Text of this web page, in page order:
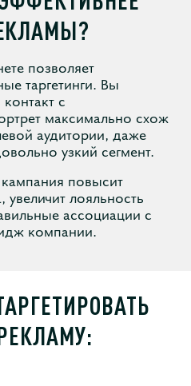
позволяет
таргетинги. Вы
с
максимально схож
аудитории, даже
узкий сегмент.
повысит
увеличит лояльность
ассоциации с
компании.